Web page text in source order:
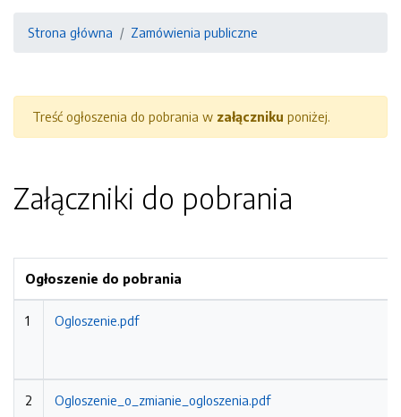
Strona główna Zamówienia publiczne
Treść ogłoszenia do pobrania w załączniku poniżej.
Załączniki do pobrania
Ogłoszenie do pobrania
1 Ogloszenie.pdf
2 Ogloszenie_o_zmianie_ogloszenia.pdf